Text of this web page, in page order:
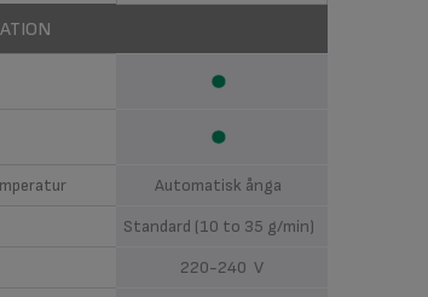
Automatisk ånga
Standard (10 to 35 g/min)
220-240 V